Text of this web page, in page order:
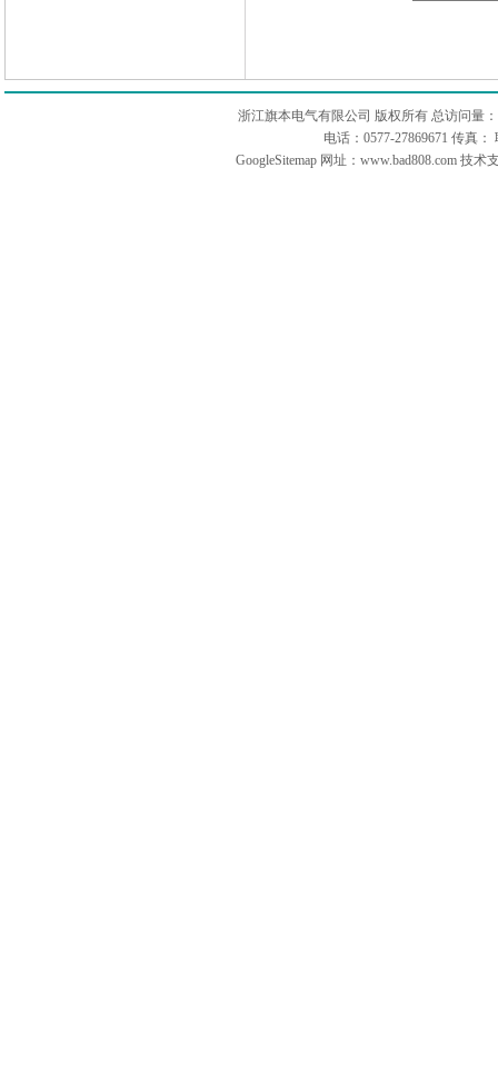
浙江旗本电气有限公司 版权所有 总访问量：
电话：0577-27869671 传真
GoogleSitemap 网址：www.bad808.com 技